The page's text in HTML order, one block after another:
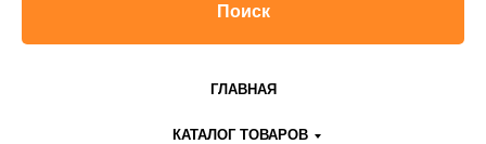
Поиск
ГЛАВНАЯ
КАТАЛОГ ТОВАРОВ